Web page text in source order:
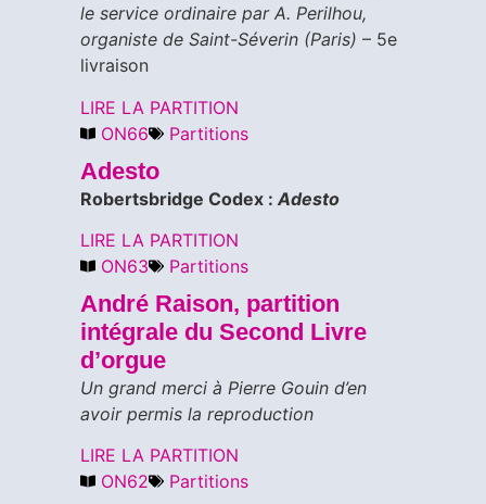
le service ordinaire par A. Perilhou,
organiste de Saint-Séverin (Paris) – 5e
livraison
LIRE LA PARTITION
ON66
Partitions
Adesto
Robertsbridge Codex : Adesto
LIRE LA PARTITION
ON63
Partitions
André Raison, partition
intégrale du Second Livre
d’orgue
Un grand merci à Pierre Gouin d’en
avoir permis la reproduction
LIRE LA PARTITION
ON62
Partitions